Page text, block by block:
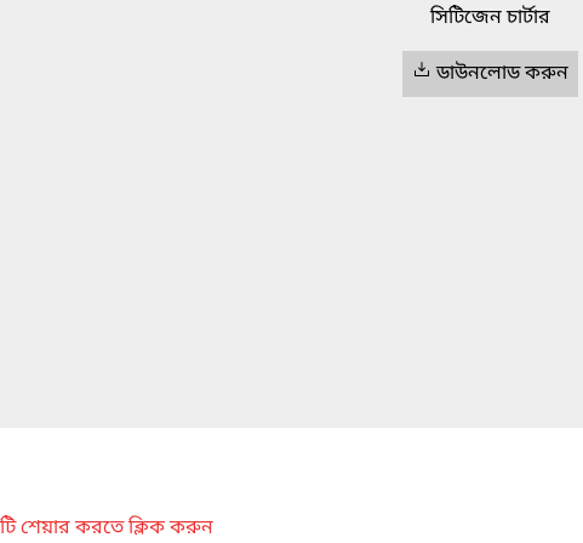
সিটিজেন চার্টার
ডাউনলোড করুন
শেয়ার করতে ক্লিক করুন